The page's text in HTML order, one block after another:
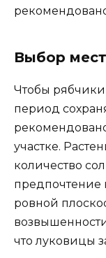
Выбор
Чтобы
период
участке.
количество
предпочтение
ровной
что луковицы